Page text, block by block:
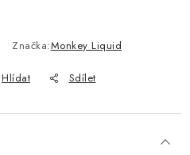
Značka:Monkey Liquid
Hlídat Sdílet